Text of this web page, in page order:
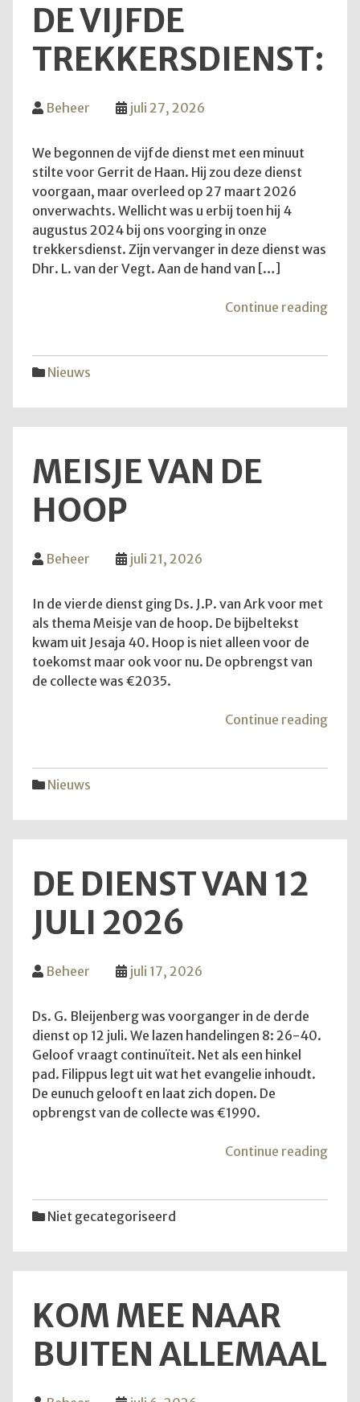
DE VIJFDE
TREKKERSDIENST:
Beheer juli 27, 2026
We begonnen de vijfde dienst met een minuut
stilte voor Gerrit de Haan. Hij zou deze dienst
voorgaan, maar overleed op 27 maart 2026
onverwachts. Wellicht was u erbij toen hij 4
augustus 2024 bij ons voorging in onze
trekkersdienst. Zijn vervanger in deze dienst was
Dhr. L. van der Vegt. Aan de hand van […]
Continue reading"De
Nieuws
MEISJE VAN DE
HOOP
Beheer juli 21, 2026
In de vierde dienst ging Ds. J.P. van Ark voor met
als thema Meisje van de hoop. De bijbeltekst
kwam uit Jesaja 40. Hoop is niet alleen voor de
toekomst maar ook voor nu. De opbrengst van
de collecte was €2035.
Continue reading
Nieuws
DE DIENST VAN 12
JULI 2026
Beheer juli 17, 2026
Ds. G. Bleijenberg was voorganger in de derde
dienst op 12 juli. We lazen handelingen 8: 26-40.
Geloof vraagt continuïteit. Net als een hinkel
pad. Filippus legt uit wat het evangelie inhoudt.
De eunuch gelooft en laat zich dopen. De
opbrengst van de collecte was €1990.
Continue reading"De
Niet gecategoriseerd
KOM MEE NAAR
BUITEN ALLEMAAL